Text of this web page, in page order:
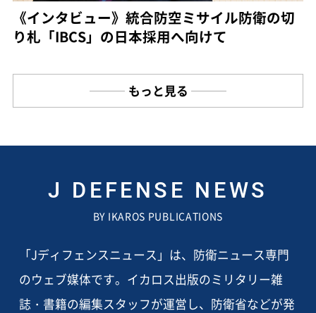
《インタビュー》統合防空ミサイル防衛の切
り札「IBCS」の日本採用へ向けて
もっと見る
J DEFENSE NEWS
BY IKAROS PUBLICATIONS
「Jディフェンスニュース」は、防衛ニュース専門
のウェブ媒体です。イカロス出版のミリタリー雑
誌・書籍の編集スタッフが運営し、防衛省などが発